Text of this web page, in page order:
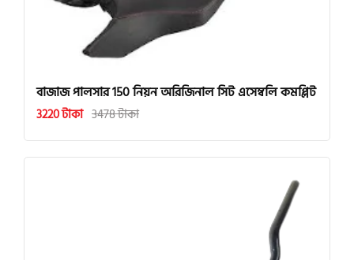
বাজাজ পালসার 150 নিয়ন অরিজিনাল সিট এসেম্বলি কমপ্লিট
3220 টাকা 3478 টাকা